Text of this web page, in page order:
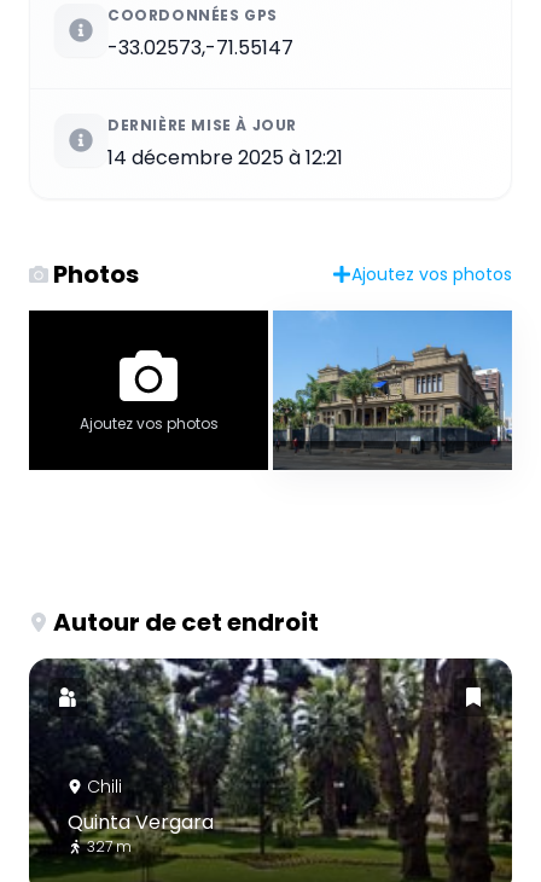
COORDONNÉES GPS
-33.02573,-71.55147
DERNIÈRE MISE À JOUR
14 décembre 2025 à 12:21
Photos Ajoutez vos photos
Ajoutez vos photos
Autour de cet endroit
Chili
Quinta Vergara
327 m